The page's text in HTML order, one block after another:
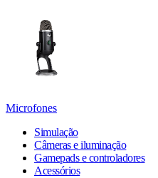
Microfones
Simulação
Câmeras e iluminação
Gamepads e controladores
Acessórios